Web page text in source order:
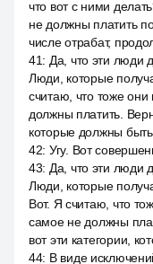
что вот с ними
не должны платить
числе отрабат,
41: Да, что эти люди
Люди, которые
считаю, что тоже
должны платить.
которые должны
42: Угу. Вот
43: Да, что эти люди
Люди, которые
Вот. Я считаю, что
самое не должны
вот эти категории,
44: В виде